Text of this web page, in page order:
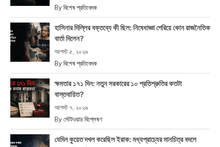
By বিশেষ প্রতিবেদক
হাসিনার দিল্লির বক্তব্যে কী ছিল: নিষেধাজ্ঞা পেরিয়ে কোন রাজনৈতিক
বার্তা দিলেন?
আগস্ট ৫, ২০২৬
By বিশেষ প্রতিবেদক
ক্ষমতার ১৭১ দিন: নতুন সরকারের ১০ প্রতিশ্রুতির কতটা
বাস্তবায়িত?
আগস্ট ৭, ২০২৬
By স্টেটওয়াচ বিশ্লেষণ
যেদিন কুয়েত দখল করেছিল ইরাক: মধ্যপ্রাচ্যের মানচিত্র বদলে